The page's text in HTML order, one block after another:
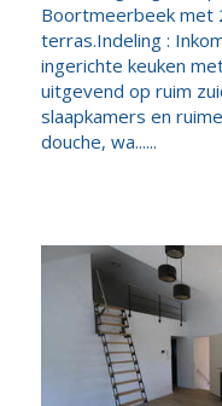
Boortmeerbeek met
terras.Indeling :
ingerichte keuken
uitgevend op ruim
slaapkamers en
douche, wa......